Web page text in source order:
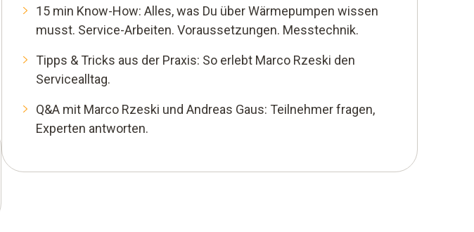
15 min Know-How: Alles, was Du über Wärmepumpen wissen
musst. Service-Arbeiten. Voraussetzungen. Messtechnik.
Tipps & Tricks aus der Praxis: So erlebt Marco Rzeski den
Servicealltag.
Q&A mit Marco Rzeski und Andreas Gaus: Teilnehmer fragen,
Experten antworten.